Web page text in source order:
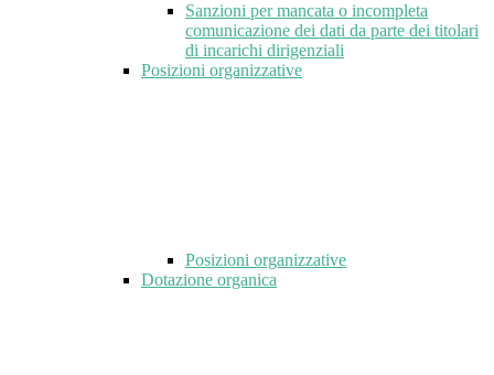
Sanzioni per mancata o incompleta
comunicazione dei dati da parte dei titolari
di incarichi dirigenziali
Posizioni organizzative
Posizioni organizzative
Dotazione organica